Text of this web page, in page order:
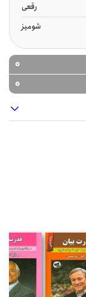
رقعی
شومیز
0
0